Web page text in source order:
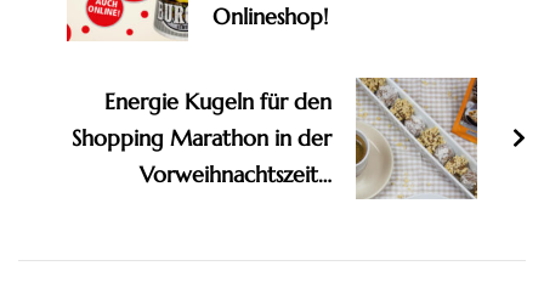
Onlineshop!
Energie Kugeln für den
Shopping Marathon in der
Vorweihnachtszeit…